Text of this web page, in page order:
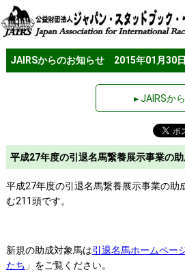
JAIRSからのお知らせ 2015年01月30
▸ JAIRSか
平成27年度の引退名馬繋養展示事業の
平成27年度の引退名馬繋養展示事業の助
む211頭です。
新規の助成対象馬は引退名馬ホームペー
たち 」をご覧ください。